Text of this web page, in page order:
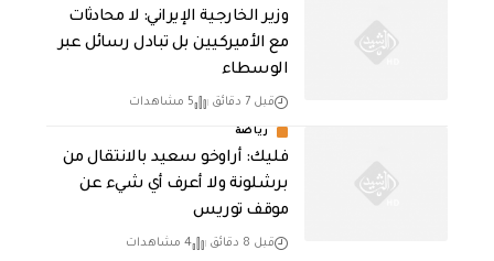
‏وزير الخارجية الإيراني: لا محادثات
مع الأميركيين بل تبادل رسائل عبر
الوسطاء
قبل 7 دقائق 5 مشاهدات
رياضة
فليك: أراوخو سعيد بالانتقال من
برشلونة ولا أعرف أي شيء عن
موقف توريس
قبل 8 دقائق 4 مشاهدات